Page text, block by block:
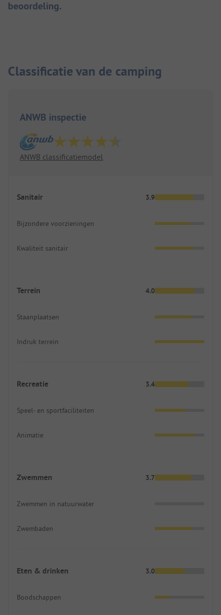
beoordeling.
Classificatie van de camping
ANWB inspectie
ANWB classificatiemodel
Sanitair 3.9
Bijzondere voorzieningen
Kwaliteit sanitair
Terrein 4.0
Staanplaatsen
Indruk terrein
Recreatie 3.4
Speel- en sportfaciliteiten
Animatie
Zwemmen 3.7
Zwemmen in natuurwater
Zwembaden
Eten & drinken 3.0
Boodschappen